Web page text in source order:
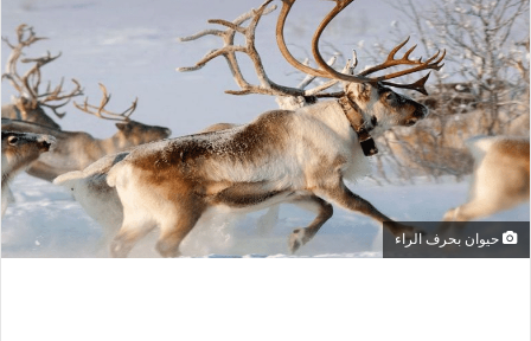
حيوان بحرف الراء